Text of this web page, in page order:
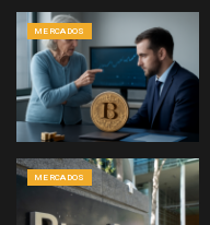
MERCADOS
MERCADOS